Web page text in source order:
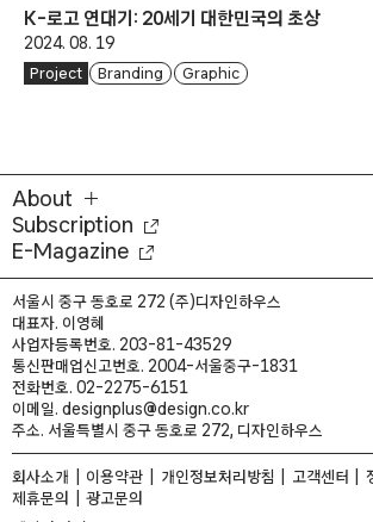
K-로고 연대기: 20세기 대한민국의 초상
2024. 08. 19
Project Branding Graphic
About
Subscription
E-Magazine
서울시 중구 동호로 272 (주)디자인하우스
대표자. 이영혜
사업자등록번호. 203-81-43529
통신판매업신고번호. 2004-서울중구-1831
전화번호. 02-2275-6151
이메일. designplus@design.co.kr
주소. 서울특별시 중구 동호로 272, 디자인하우스
회사소개 이용약관 개인정보처리방침 고객센터
제휴문의
광고문의